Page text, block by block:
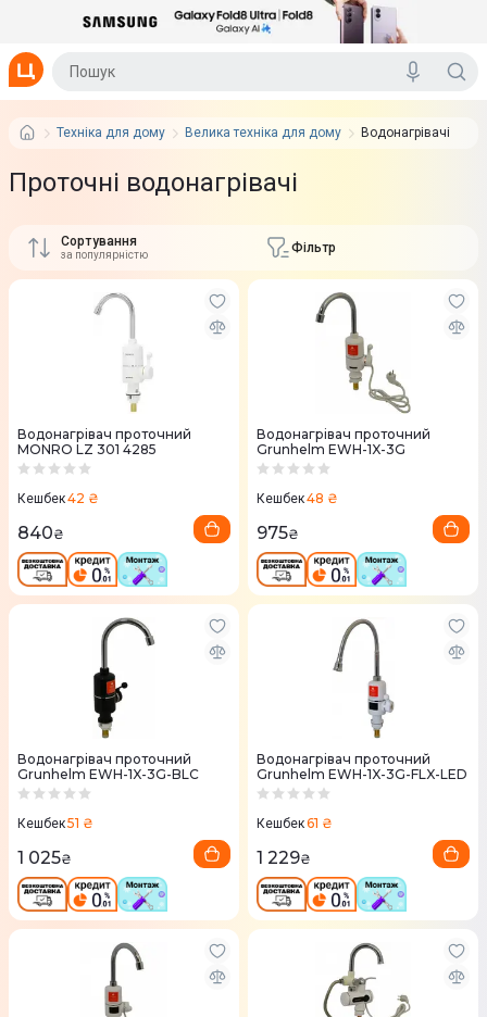
Техніка для дому Велика техніка для дому Водонагрівачі
Проточні водонагрівачі
Сортування
за популярністю Фільтр
Водонагрівач проточний
MONRO LZ 301 4285
Кешбек42 ₴
840₴
Водонагрівач проточний
Grunhelm EWH-1X-3G
Кешбек48 ₴
975₴
Водонагрівач проточний
Grunhelm EWH-1X-3G-BLC
Кешбек51 ₴
1 025₴
Водонагрівач проточний
Grunhelm EWH-1X-3G-FLX-LED
Кешбек61 ₴
1 229₴